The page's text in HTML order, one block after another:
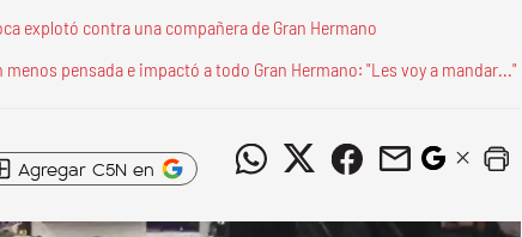
explotó contra una compañera de Gran Hermano
pensada e impactó a todo Gran Hermano: "Les voy a mandar..."
Agregar C5N en